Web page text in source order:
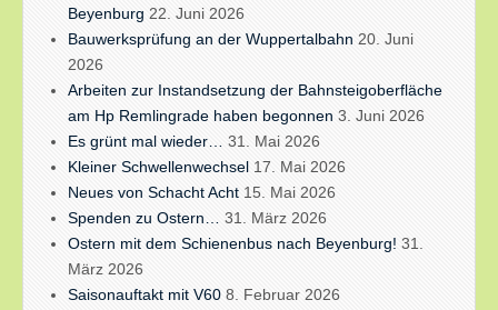
Beyenburg 22. Juni 2026
Bauwerksprüfung an der Wuppertalbahn 20. Juni
2026
Arbeiten zur Instandsetzung der Bahnsteigoberfläche
am Hp Remlingrade haben begonnen 3. Juni 2026
Es grünt mal wieder… 31. Mai 2026
Kleiner Schwellenwechsel 17. Mai 2026
Neues von Schacht Acht 15. Mai 2026
Spenden zu Ostern… 31. März 2026
Ostern mit dem Schienenbus nach Beyenburg! 31.
März 2026
Saisonauftakt mit V60 8. Februar 2026